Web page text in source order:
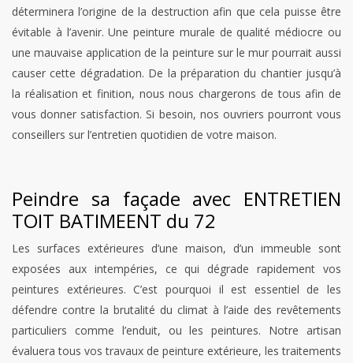
déterminera l’origine de la destruction afin que cela puisse être
évitable à l’avenir. Une peinture murale de qualité médiocre ou
une mauvaise application de la peinture sur le mur pourrait aussi
causer cette dégradation. De la préparation du chantier jusqu’à
la réalisation et finition, nous nous chargerons de tous afin de
vous donner satisfaction. Si besoin, nos ouvriers pourront vous
conseillers sur l’entretien quotidien de votre maison.
Peindre sa façade avec ENTRETIEN
TOIT BATIMEENT du 72
Les surfaces extérieures d’une maison, d’un immeuble sont
exposées aux intempéries, ce qui dégrade rapidement vos
peintures extérieures. C’est pourquoi il est essentiel de les
défendre contre la brutalité du climat à l’aide des revêtements
particuliers comme l’enduit, ou les peintures. Notre artisan
évaluera tous vos travaux de peinture extérieure, les traitements